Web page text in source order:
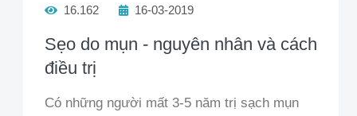
16.162 16-03-2019
Sẹo do mụn - nguyên nhân và cách
điều trị
Có những người mất 3-5 năm trị sạch mụn